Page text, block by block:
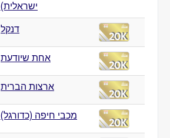
ישראלית)
דנקל
אחת שיודעת
ארצות הברית
מכבי חיפה (כדורגל)